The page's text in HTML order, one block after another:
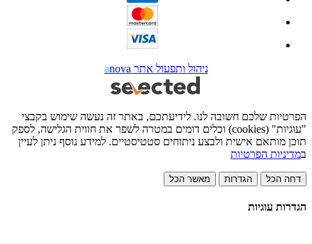
ניהול ותפעול אתר anova
הפרטיות שלכם חשובה לנו. לידיעתכם, באתר זה נעשה שימוש בקבצי
"עוגיות" (cookies) וכלים דומים במטרה לשפר את חווית הגלישה, לספק
תוכן מותאם אישית ולבצע ניתוחים סטטיסטיים. למידע נוסף ניתן לעיין
במדיניות הפרטיות
דחה הכל הגדרות מאשר הכל
הגדרות עוגיות